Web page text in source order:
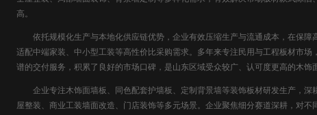
高。
依托规模化生产与本地化供应链优势，企业有效压缩生产与流通成本，在保障
适配中端家装、中小型工装等高性价比采购需求。多年来专注民用与工程板材市
谱的交付服务，积累了良好的市场口碑，是山东区域受众较广、认可度更高的木饰
企业专注木饰面墙板、同色配套护墙板、定制背景墙等装饰板材研发生产，深
屋整装、商业工装墙面改造、门店装饰等多元场景。企业聚焦细分赛道深耕，对